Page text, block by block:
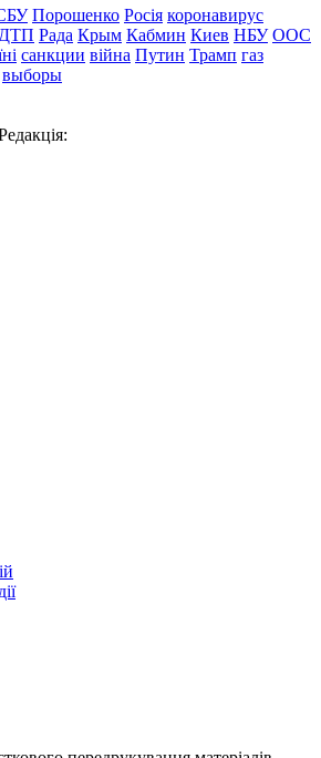
Порошенко Росія коронавирус
ДТП Рада Крым Кабмин Киев НБУ ООС
санкции війна Путин Трамп газ
выборы